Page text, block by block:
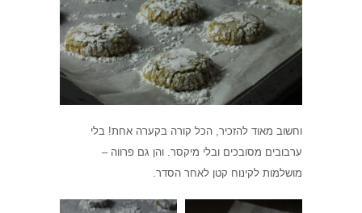
וחשוב מאוד להזכיר, הכל קורה בקערה אחת! בלי
ערבובים מסובכים ובלי מיקסר. והן גם פרווה –
מושלמות לקינוח קטן לאחר הסדר.